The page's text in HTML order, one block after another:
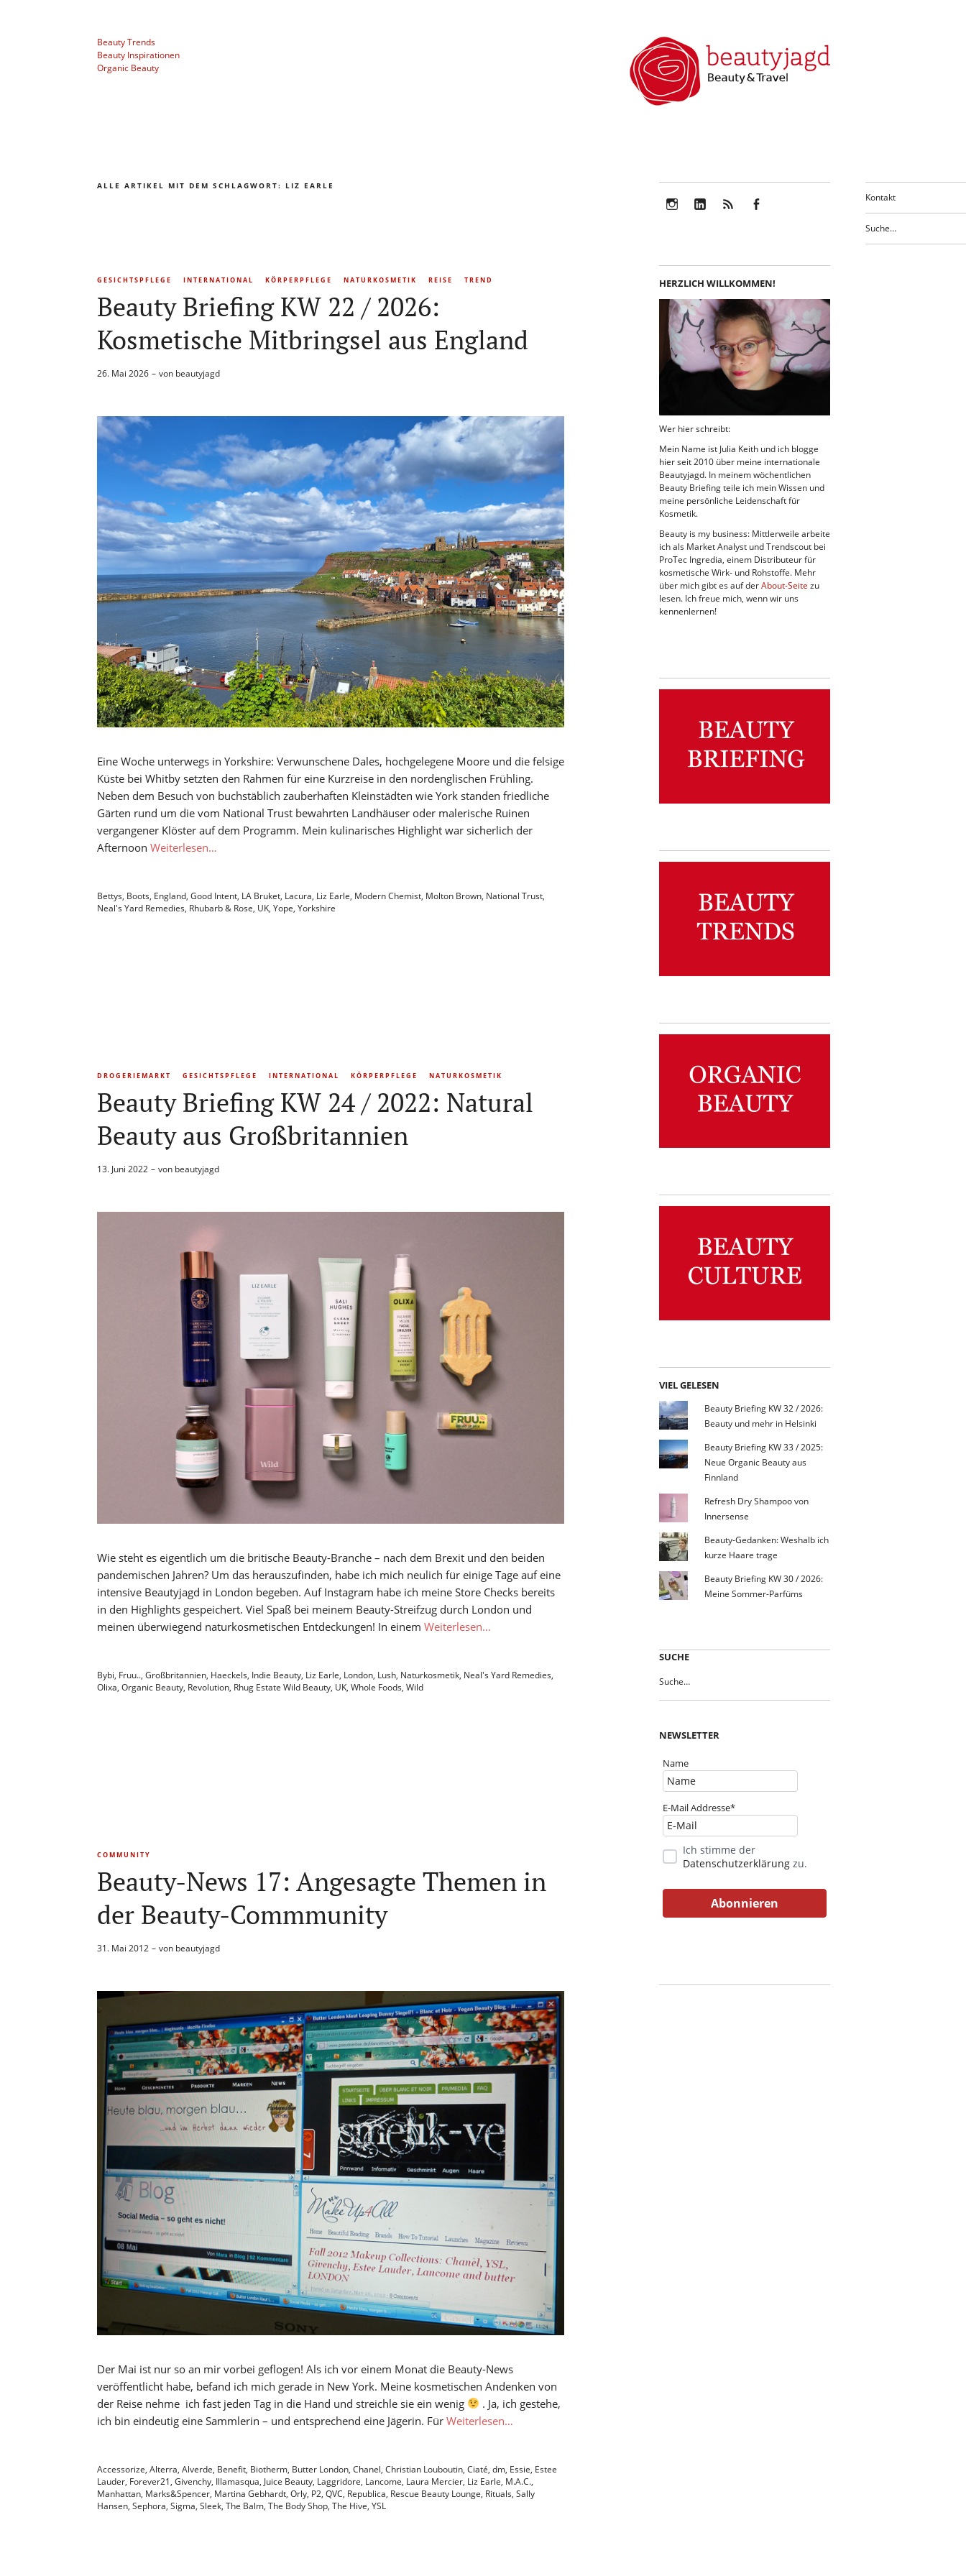
Kontakt
Beauty Trends
Beauty Inspirationen
Organic Beauty
ALLE ARTIKEL MIT DEM SCHLAGWORT: LIZ EARLE
GESICHTSPFLEGE INTERNATIONAL KÖRPERPFLEGE NATURKOSMETIK REISE TREND
Beauty Briefing KW 22 / 2026:
Kosmetische Mitbringsel aus England
26. Mai 2026 von beautyjagd
Eine Woche unterwegs in Yorkshire: Verwunschene Dales, hochgelegene Moore und die felsige
Küste bei Whitby setzten den Rahmen für eine Kurzreise in den nordenglischen Frühling.
Neben dem Besuch von buchstäblich zauberhaften Kleinstädten wie York standen friedliche
Gärten rund um die vom National Trust bewahrten Landhäuser oder malerische Ruinen
vergangener Klöster auf dem Programm. Mein kulinarisches Highlight war sicherlich der
Afternoon Weiterlesen…
Bettys, Boots, England, Good Intent, LA Bruket, Lacura, Liz Earle, Modern Chemist, Molton Brown, National Trust,
Neal's Yard Remedies, Rhubarb & Rose, UK, Yope, Yorkshire
DROGERIEMARKT GESICHTSPFLEGE INTERNATIONAL KÖRPERPFLEGE NATURKOSMETIK
Beauty Briefing KW 24 / 2022: Natural
Beauty aus Großbritannien
13. Juni 2022 von beautyjagd
Wie steht es eigentlich um die britische Beauty-Branche – nach dem Brexit und den beiden
pandemischen Jahren? Um das herauszufinden, habe ich mich neulich für einige Tage auf eine
intensive Beautyjagd in London begeben. Auf Instagram habe ich meine Store Checks bereits
in den Highlights gespeichert. Viel Spaß bei meinem Beauty-Streifzug durch London und
meinen überwiegend naturkosmetischen Entdeckungen! In einem Weiterlesen…
Bybi, Fruu.., Großbritannien, Haeckels, Indie Beauty, Liz Earle, London, Lush, Naturkosmetik, Neal's Yard Remedies,
Olixa, Organic Beauty, Revolution, Rhug Estate Wild Beauty, UK, Whole Foods, Wild
COMMUNITY
Beauty-News 17: Angesagte Themen in
der Beauty-Commmunity
31. Mai 2012 von beautyjagd
Der Mai ist nur so an mir vorbei geflogen! Als ich vor einem Monat die Beauty-News
veröffentlicht habe, befand ich mich gerade in New York. Meine kosmetischen Andenken von
der Reise nehme ich fast jeden Tag in die Hand und streichle sie ein wenig
. Ja, ich gestehe,
ich bin eindeutig eine Sammlerin – und entsprechend eine Jägerin. Für Weiterlesen…
Accessorize, Alterra, Alverde, Benefit, Biotherm, Butter London, Chanel, Christian Louboutin, Ciaté, dm, Essie, Estee
Lauder, Forever21, Givenchy, Illamasqua, Juice Beauty, Laggridore, Lancome, Laura Mercier, Liz Earle, M.A.C.,
Manhattan, Marks&Spencer, Martina Gebhardt, Orly, P2, QVC, Republica, Rescue Beauty Lounge, Rituals, Sally
Hansen, Sephora, Sigma, Sleek, The Balm, The Body Shop, The Hive, YSL
HERZLICH WILLKOMMEN!
Wer hier schreibt:
Mein Name ist Julia Keith und ich blogge
hier seit 2010 über meine internationale
Beautyjagd. In meinem wöchentlichen
Beauty Briefing teile ich mein Wissen und
meine persönliche Leidenschaft für
Kosmetik.
Beauty is my business: Mittlerweile arbeite
ich als Market Analyst und Trendscout bei
ProTec Ingredia, einem Distributeur für
kosmetische Wirk- und Rohstoffe. Mehr
über mich gibt es auf derAbout-Seite zu
lesen. Ich freue mich, wenn wir uns
kennenlernen!
VIEL GELESEN
Beauty Briefing KW 32 / 2026:
Beauty und mehr in Helsinki
Beauty Briefing KW 33 / 2025:
Neue Organic Beauty aus
Finnland
Refresh Dry Shampoo von
Innersense
Beauty-Gedanken: Weshalb ich
kurze Haare trage
Beauty Briefing KW 30 / 2026:
Meine Sommer-Parfüms
SUCHE
NEWSLETTER
Name
E-Mail Addresse*
Ich stimme der
Datenschutzerklärung zu.